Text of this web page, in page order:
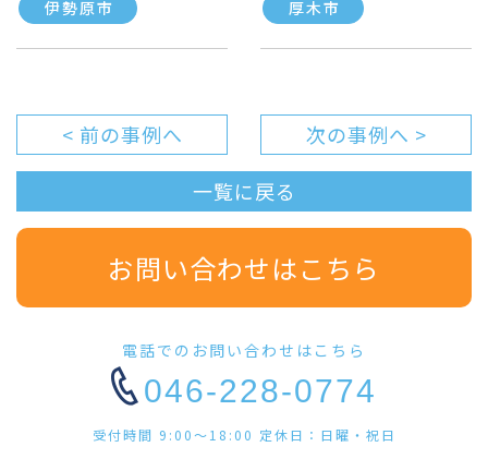
伊勢原市
厚木市
< 前の事例へ
次の事例へ >
一覧に戻る
お問い合わせはこちら
電話でのお問い合わせはこちら
046-228-0774
受付時間 9:00〜18:00 定休日：日曜・祝日